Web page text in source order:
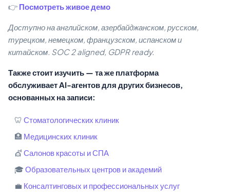
👉 Посмотреть живое демо
Доступно на английском, азербайджанском, русском,
турецком, немецком, французском, испанском и
китайском. SOC 2 aligned, GDPR ready.
Также стоит изучить — та же платформа
обслуживает AI-агентов для других бизнесов,
основанных на записи:
🦷 Стоматологических клиник
🏥 Медицинских клиник
💇 Салонов красоты и СПА
🎓 Образовательных центров и академий
💼 Консалтинговых и профессиональных услуг